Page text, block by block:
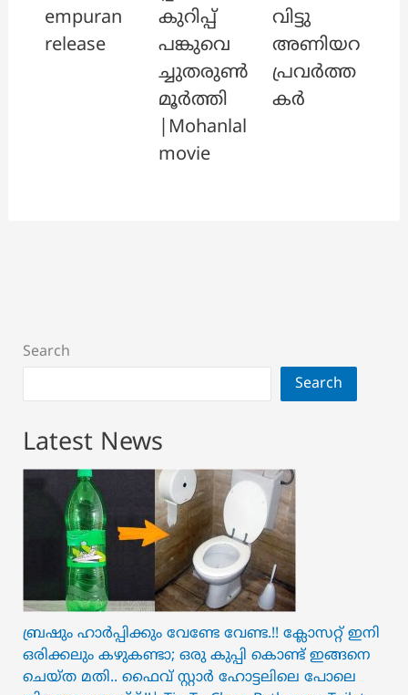
empuran
release
കുറിപ്പ്
പങ്കുവെ
ച്ചുതരുൺ
മൂർത്തി
|Mohanlal
movie
വിട്ടു
അണിയറ
പ്രവർത്ത
കർ
Search
Search
Latest News
ബ്രഷും ഹാർപ്പിക്കും വേണ്ടേ വേണ്ട.!! ക്ലോസറ്റ് ഇനി
ഒരിക്കലും കഴുകണ്ടാ; ഒരു കുപ്പി കൊണ്ട് ഇങ്ങനെ
ചെയ്ത മതി.. ഫൈവ് സ്റ്റാർ ഹോട്ടലിലെ പോലെ